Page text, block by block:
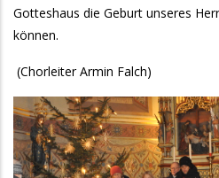
Gotteshaus die Geburt unseres
können.
(Chorleiter Armin Falch)
Galeriebilder